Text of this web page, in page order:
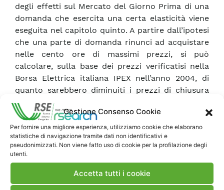
Gestione Consenso Cookie
Per fornire una migliore esperienza, utilizziamo cookie che elaborano
statistiche di navigazione tramite dati non identificativi e
pseudonimizzati. Non viene fatto uso di cookie per la profilazione degli
utenti.
Accetta tutti i cookie
degli effetti sul Mercato del Giorno Prima di una
domanda che esercita una certa elasticità viene
eseguita nel capitolo quinto. A partire dall’ipotesi
che una parte di domanda rinunci ad acquistare
nelle cento ore di massimi prezzi, si può
calcolare, sulla base dei prezzi verificatisi nella
Borsa Elettrica italiana IPEX nell’anno 2004, di
quanto sarebbero diminuiti i prezzi di chiusura
della borsa e di quanto di conseguenza si
sarebbero ridotti i costi di approvvigionamento a
beneficio di tutta l’utenza. Infine nel sesto
capitolo vengono delineati i compiti istituzionali
dei diversi attori operanti nel settore energetico e
delle azioni auspicabili ai fini della
flessibilizzazione della domanda.